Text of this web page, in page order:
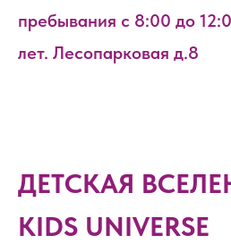
пребывания с 8:00 до
лет. Лесопарковая д.8
ДЕТСКАЯ
KIDS UNIVERSE